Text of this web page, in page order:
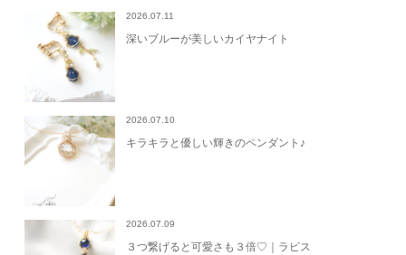
2026.07.11
深いブルーが美しいカイヤナイト
2026.07.10
キラキラと優しい輝きのペンダント♪
2026.07.09
３つ繋げると可愛さも３倍♡｜ラピス